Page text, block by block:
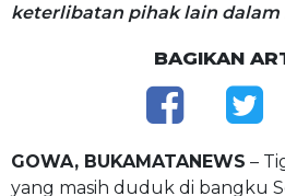
keterlibatan pihak lain dalam
BAGIKAN
GOWA, BUKAMATANEWS –
yang masih duduk di bangku